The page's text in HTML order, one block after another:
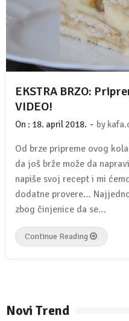
EKSTRA BRZO:
VIDEO!
On : 18. april 2018. - by
Od brze pripreme ovog
da još brže može da
napiše svoj recept i mi
dodatne provere…
zbog činjenice da se…
Continue Reading
Novi Trend